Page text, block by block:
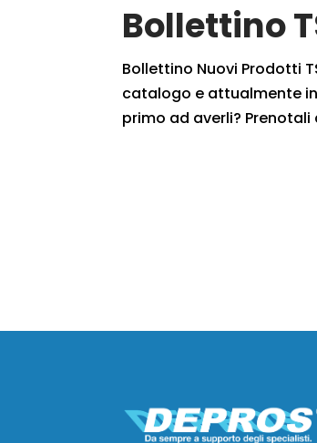
Bollettino
Bollettino Nuovi Prodotti
catalogo e attualmente
primo ad averli?